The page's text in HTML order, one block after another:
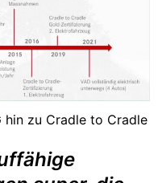
hin zu Cradle to Cradle